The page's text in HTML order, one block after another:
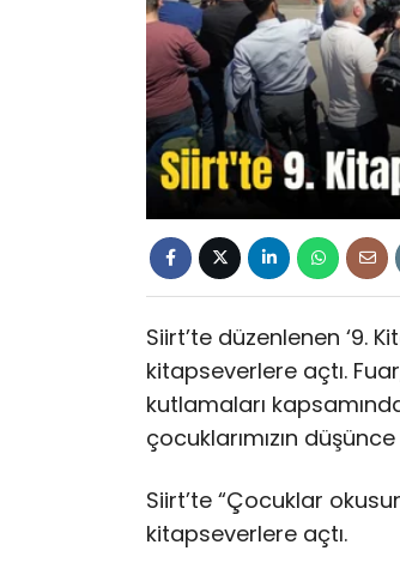
Siirt’te düzenlenen ‘9.
kitapseverlere açtı.
kutlamaları
çocuklarımızın
Siirt’te “Çocuklar
kitapseverlere açtı.